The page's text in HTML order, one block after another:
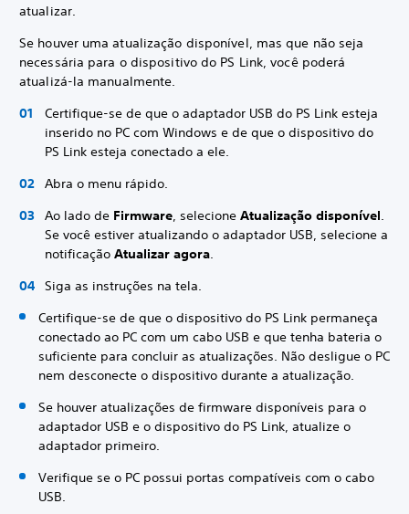
atualizar.
Se houver uma atualização disponível, mas que não seja
necessária para o dispositivo do PS Link, você poderá
atualizá-la manualmente.
Certifique-se de que o adaptador USB do PS Link esteja
inserido no PC com Windows e de que o dispositivo do
PS Link esteja conectado a ele.
Abra o menu rápido.
Ao lado de Firmware, selecione Atualização disponível.
Se você estiver atualizando o adaptador USB, selecione a
notificação Atualizar agora.
Siga as instruções na tela.
Certifique-se de que o dispositivo do PS Link permaneça
conectado ao PC com um cabo USB e que tenha bateria o
suficiente para concluir as atualizações. Não desligue o PC
nem desconecte o dispositivo durante a atualização.
Se houver atualizações de firmware disponíveis para o
adaptador USB e o dispositivo do PS Link, atualize o
adaptador primeiro.
Verifique se o PC possui portas compatíveis com o cabo
USB.